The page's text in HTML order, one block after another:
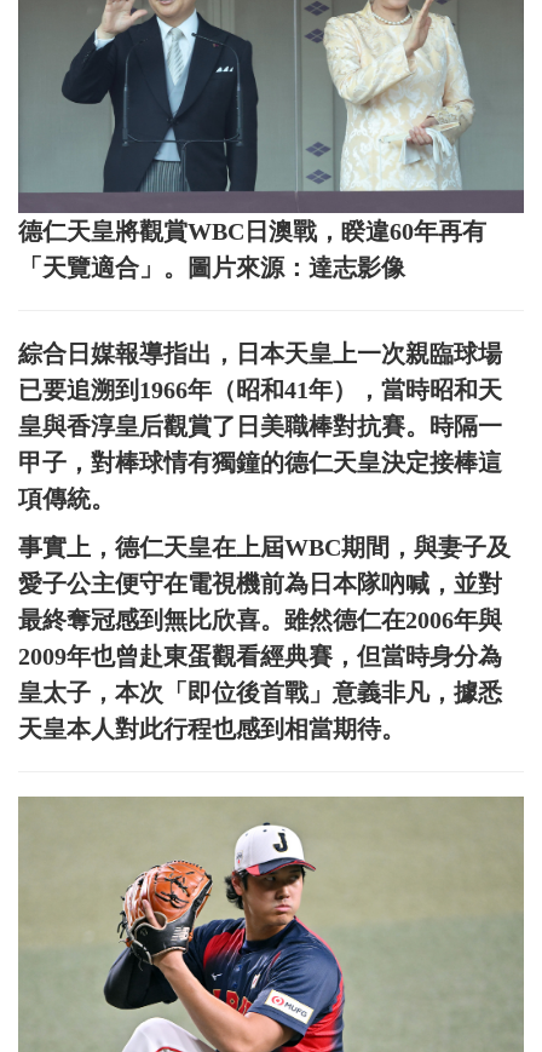
德仁天皇將觀賞WBC日澳戰，睽違60年再有
「天覽適合」。圖片來源：達志影像
綜合日媒報導指出，日本天皇上一次親臨球場
已要追溯到1966年（昭和41年），當時昭和天
皇與香淳皇后觀賞了日美職棒對抗賽。時隔一
甲子，對棒球情有獨鐘的德仁天皇決定接棒這
項傳統。
事實上，德仁天皇在上屆WBC期間，與妻子及
愛子公主便守在電視機前為日本隊吶喊，並對
最終奪冠感到無比欣喜。雖然德仁在2006年與
2009年也曾赴東蛋觀看經典賽，但當時身分為
皇太子，本次「即位後首戰」意義非凡，據悉
天皇本人對此行程也感到相當期待。